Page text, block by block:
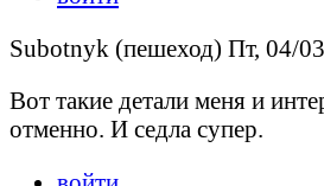
Subotnyk (пешеход) Пт, 04/
Вот такие детали меня и
отменно. И седла супер.